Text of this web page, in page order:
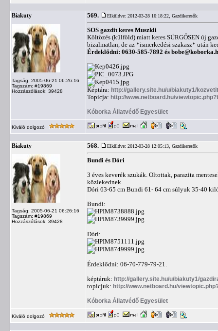
Biakuty
Tagság: 2005-06-21 06:26:16
Tagszám: #19869
Hozzászólások: 39428
569. Elküldve: 2012-03-28 16:18:22, Gazdikeresők
SOS gazdit keres Muszkli
Költözés (külföld) miatt keres SÜRGŐSEN új
bizalmatlan, de az *ismerkedési szakasz* után
Érdeklődni: 0630-585-7892 és
Képtára: http://gallery.site.hu/u/biakuty1/
Topicja: http://www.netboard.hu/
Kóborka Állatvédő Egyesület
Kiváló dolgozó
Biakuty
Tagság: 2005-06-21 06:26:16
Tagszám: #19869
Hozzászólások: 39428
568. Elküldve: 2012-03-28 12:05:13, Gazdikeresők
Bundi és Dóri
3 éves keverék szukák. Oltottak, parazita
közlekednek.
Dóri 63-65 cm Bundi 61- 64 cm súlyuk 35-40
Bundi:
Dóri:
Érdeklődni: 06-70-779-79-21.
képtáruk: http://gallery.site.hu/u/biakuty1/
topicjuk: http://www.netboard.hu/
Kóborka Állatvédő Egyesület
Kiváló dolgozó